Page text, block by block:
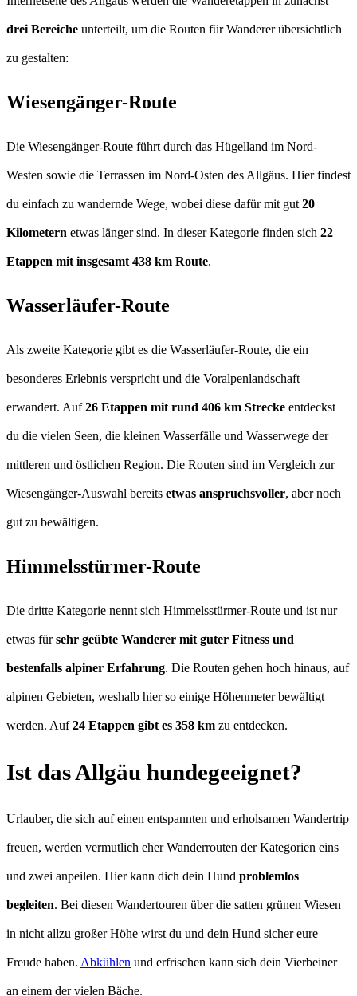
drei Bereiche unterteilt, um die Routen für Wanderer übersichtlich
zu gestalten:
Wiesengänger-Route
Die Wiesengänger-Route führt durch das Hügelland im Nord-
Westen sowie die Terrassen im Nord-Osten des Allgäus. Hier findest
du einfach zu wandernde Wege, wobei diese dafür mit gut 20
Kilometern etwas länger sind. In dieser Kategorie finden sich 22
Etappen mit insgesamt 438 km Route.
Wasserläufer-Route
Als zweite Kategorie gibt es die Wasserläufer-Route, die ein
besonderes Erlebnis verspricht und die Voralpenlandschaft
erwandert. Auf26 Etappen mit rund 406 km Strecke entdeckst
du die vielen Seen, die kleinen Wasserfälle und Wasserwege der
mittleren und östlichen Region. Die Routen sind im Vergleich zur
Wiesengänger-Auswahl bereits etwas anspruchsvoller, aber noch
gut zu bewältigen.
Himmelsstürmer-Route
Die dritte Kategorie nennt sich Himmelsstürmer-Route und ist nur
etwas fürsehr geübte Wanderer mit guter Fitness und
bestenfalls alpiner Erfahrung. Die Routen gehen hoch hinaus, auf
alpinen Gebieten, weshalb hier so einige Höhenmeter bewältigt
werden. Auf24 Etappen gibt es 358 km zu entdecken.
Ist das Allgäu hundegeeignet?
Urlauber, die sich auf einen entspannten und erholsamen Wandertrip
freuen, werden vermutlich eher Wanderrouten der Kategorien eins
und zwei anpeilen. Hier kann dich dein Hund problemlos
begleiten. Bei diesen Wandertouren über die satten grünen Wiesen
in nicht allzu großer Höhe wirst du und dein Hund sicher eure
Freude haben. Abkühlen und erfrischen kann sich dein Vierbeiner
an einem der vielen Bäche.